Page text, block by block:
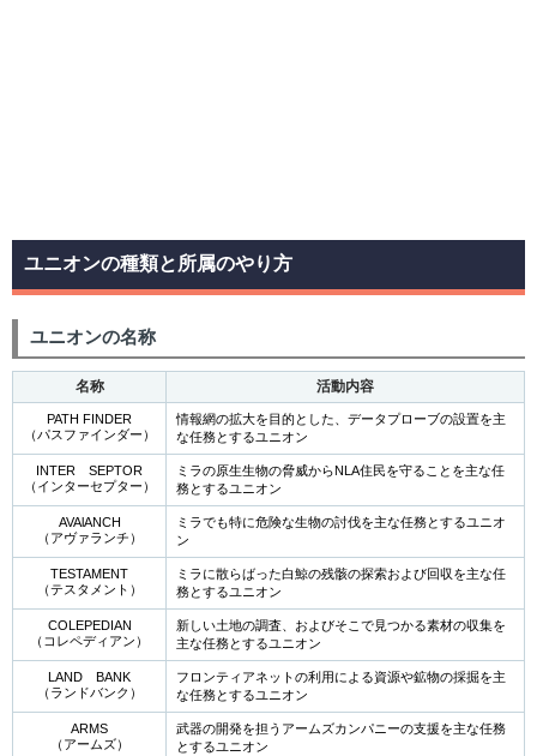
ユニオンの種類と所属のやり方
ユニオンの名称
名称 活動内容
PATH FINDER
（パスファインダー）
情報網の拡大を目的とした、データプローブの設置を主
な任務とするユニオン
INTER SEPTOR
（インターセプター）
ミラの原生生物の脅威からNLA住民を守ることを主な任
務とするユニオン
AVAlANCH
（アヴァランチ）
ミラでも特に危険な生物の討伐を主な任務とするユニオ
ン
TESTAMENT
（テスタメント）
ミラに散らばった白鯨の残骸の探索および回収を主な任
務とするユニオン
COLEPEDIAN
（コレペディアン）
新しい土地の調査、およびそこで見つかる素材の収集を
主な任務とするユニオン
LAND BANK
（ランドバンク）
フロンティアネットの利用による資源や鉱物の採掘を主
な任務とするユニオン
ARMS
（アームズ）
武器の開発を担うアームズカンパニーの支援を主な任務
とするユニオン